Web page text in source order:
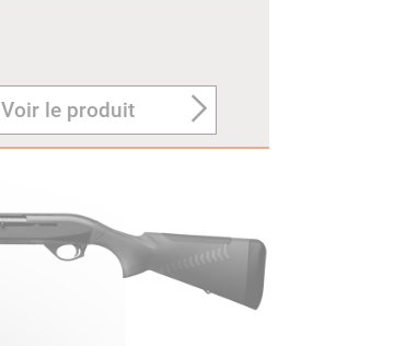
Voir le produit